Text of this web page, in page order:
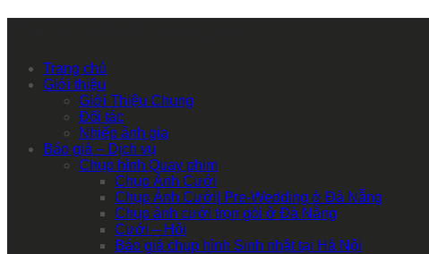
Trang chủ
Giới thiệu
Giới Thiệu Chung
Đối tác
Nhiếp ảnh gia
Báo giá – Dịch vụ
Chụp hình Quay phim
Chụp Ảnh Cưới
Chụp Ảnh Cưới| Pre-Wedding ở Đà Nẵng
Chụp ảnh cưới trọn gói ở Đà Nẵng
Cưới – Hỏi
Báo giá chụp hình Sinh nhật tại Hà Nội